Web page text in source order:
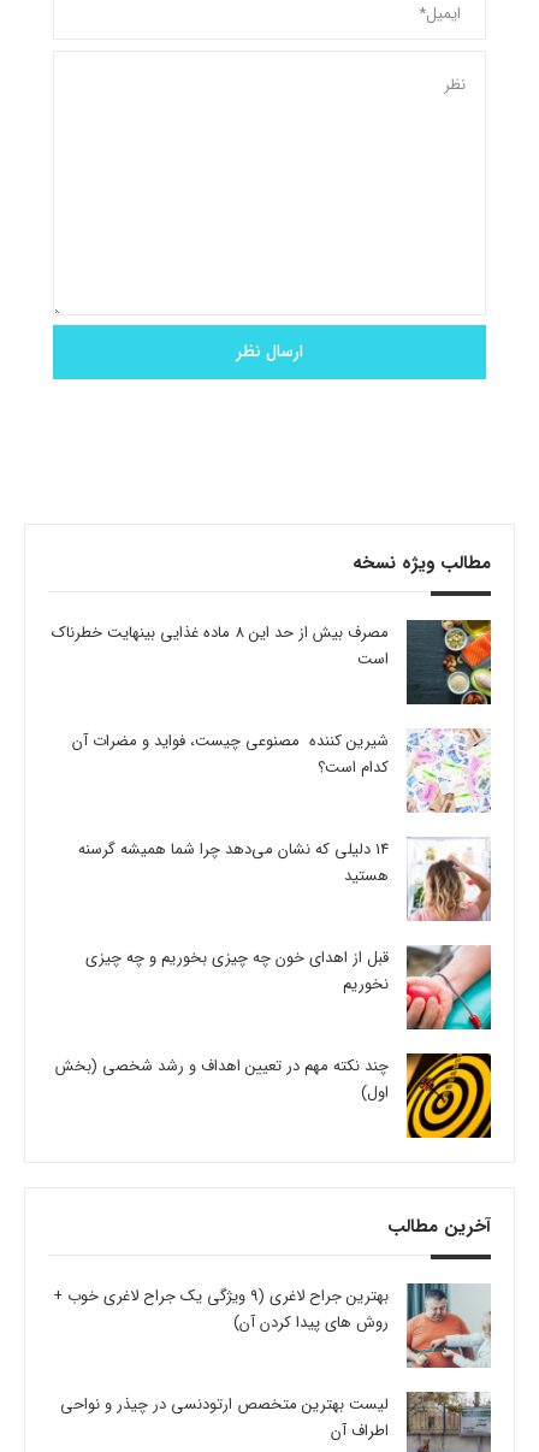
مطالب ویژه نسخه
مصرف بیش از حد این 8 ماده غذایی بینهایت خطرناک
است
شیرین کننده مصنوعی چیست، فواید و مضرات آن
کدام است؟
14 دلیلی که نشان می‌دهد چرا شما همیشه گرسنه
هستید
قبل از اهدای خون چه چیزی بخوریم و چه چیزی
نخوریم
چند نکته مهم در تعیین اهداف و رشد شخصی (بخش
اول)
آخرین مطالب
بهترین جراح لاغری (9 ویژگی یک جراح لاغری خوب +
روش های پیدا کردن آن)
لیست بهترین متخصص ارتودنسی در چیذر و نواحی
اطراف آن